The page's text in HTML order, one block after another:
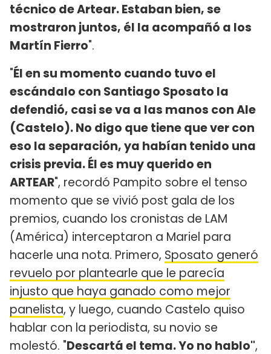
técnico de Artear. Estaban bien, se
mostraron juntos, él la acompañó a los
Martín Fierro".
"Él en su momento cuando tuvo el
escándalo con Santiago Sposato la
defendió, casi se va a las manos con Ale
(Castelo). No digo que tiene que ver con
eso la separación, ya habían tenido una
crisis previa. Él es muy querido en
ARTEAR", recordó Pampito sobre el tenso
momento que se vivió post gala de los
premios, cuando los cronistas de LAM
(América) interceptaron a Mariel para
hacerle una nota. Primero, Sposato generó
revuelo por plantearle que le parecía
injusto que haya ganado como mejor
panelista, y luego, cuando Castelo quiso
hablar con la periodista, su novio se
molestó. "Descartá el tema. Yo no hablo",